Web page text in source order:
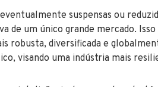
suspensas ou
de um único grande mercado.
robusta, diversificada e
visando uma indústria mais